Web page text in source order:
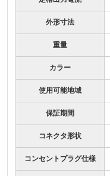
外形寸法
重量
カラー
使用可能地域
保証期間
コネクタ形状
コンセントプラグ仕様